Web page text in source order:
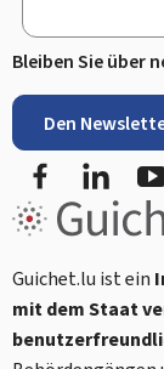
Bleiben Sie über
Den
Facebook
Guichet.lu ist ein
mit dem Staat